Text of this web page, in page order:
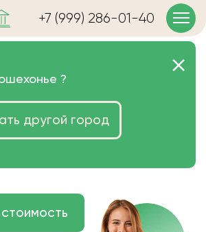
+7 (999) 286-01-40
в
очень дорого
длины, цвета и структуры
?
другой город